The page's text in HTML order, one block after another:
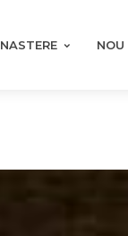
NASTERE NOU